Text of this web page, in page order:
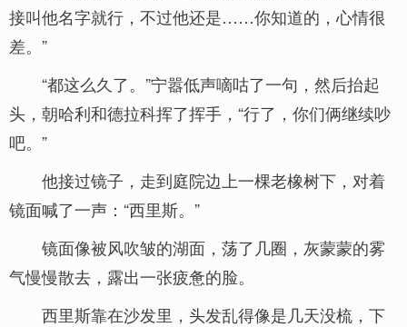
接叫他名字就行，不过他还是……你知道的，心情很
差。”
“都这么久了。”宁嚣低声嘀咕了一句，然后抬起
头，朝哈利和德拉科挥了挥手，“行了，你们俩继续吵
吧。”
他接过镜子，走到庭院边上一棵老橡树下，对着
镜面喊了一声：“西里斯。”
镜面像被风吹皱的湖面，荡了几圈，灰蒙蒙的雾
气慢慢散去，露出一张疲惫的脸。
西里斯靠在沙发里，头发乱得像是几天没梳，下